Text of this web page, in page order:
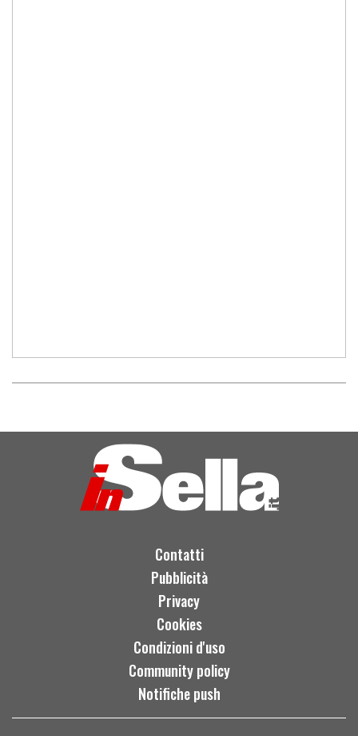
Contatti
Pubblicità
Privacy
Cookies
Condizioni d'uso
Community policy
Notifiche push